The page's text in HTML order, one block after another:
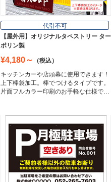
フロアサイン／路面表示
Floor / Road Surface Sign
アルミ複合板
Aluminum Composite Board
スチレンボード
Styrene Board
板材
Board
代引不可
【屋外用】オリジナルタペストリー ター
ポリン製
¥4,180～
（税込）
キッチンカーや店頭幕に使用できます！
上下棒袋加工。棒でつけるタイプです。
片面フルカラー印刷のお手軽な仕様で…